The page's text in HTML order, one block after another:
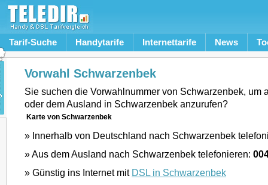
Tarif-Suche Handytarife Internettarife News
Vorwahl Schwarzenbek
Sie suchen die Vorwahlnummer von Schwarzenbek, um
oder dem Ausland in Schwarzenbek anzurufen?
Karte von Schwarzenbek
» Innerhalb von Deutschland nach Schwarzenbek
» Aus dem Ausland nach Schwarzenbek telefonieren:
» Günstig ins Internet mit DSL in Schwarzenbek